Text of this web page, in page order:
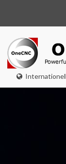
Internationell